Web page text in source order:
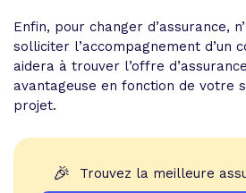
Enfin, pour changer d’assurance,
solliciter l’accompagnement d’un
aidera à trouver l’offre
avantageuse en fonction de votre
projet.
🎉 Trouvez la meilleure